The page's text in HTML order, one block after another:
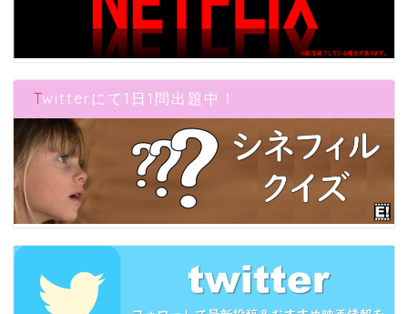
Twitterにて1日1問出題中！